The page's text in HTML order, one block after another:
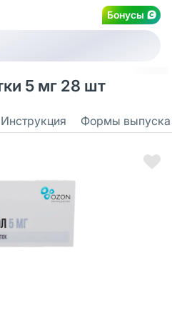
Бонусы
5 мг 28 шт
Инструкция Формы выпуска